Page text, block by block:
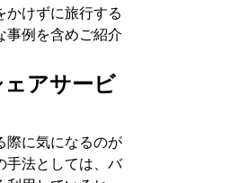
かけずに旅行する
事例を含めご紹介
アサービ
際に気になるのが
手法としては、バ